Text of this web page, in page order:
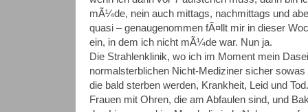
mÃ¼de, nein auch mittags, nachmittags und
quasi – genaugenommen fÃ¤llt mir in dieser
ein, in dem ich nicht mÃ¼de war. Nun ja.
Die Strahlenklinik, wo ich im Moment mein
normalsterblichen Nicht-Mediziner sicher
die bald sterben werden, Krankheit, Leid und Tod.
Frauen mit Ohren, die am Abfaulen sind, und